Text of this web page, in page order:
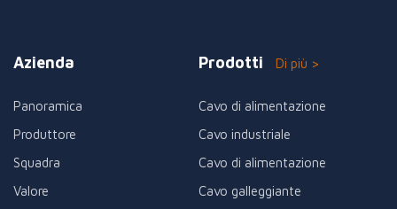
Azienda
Panoramica
Produttore
Squadra
Valore
Prodotti Di più >
Cavo di alimentazione
Cavo industriale
Cavo di alimentazione
Cavo galleggiante